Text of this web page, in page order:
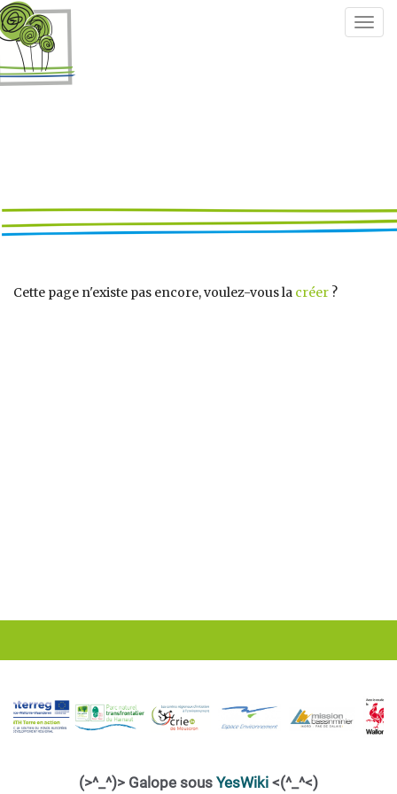
Cette page n'existe pas encore, voulez-vous la créer ?